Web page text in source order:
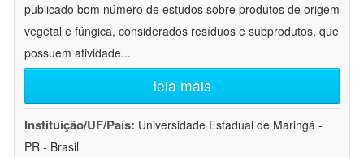
publicado bom número de estudos sobre produtos de origem
vegetal e fúngica, considerados resíduos e subprodutos, que
possuem atividade...
leia mais
Instituição/UF/País: Universidade Estadual de Maringá -
PR - Brasil